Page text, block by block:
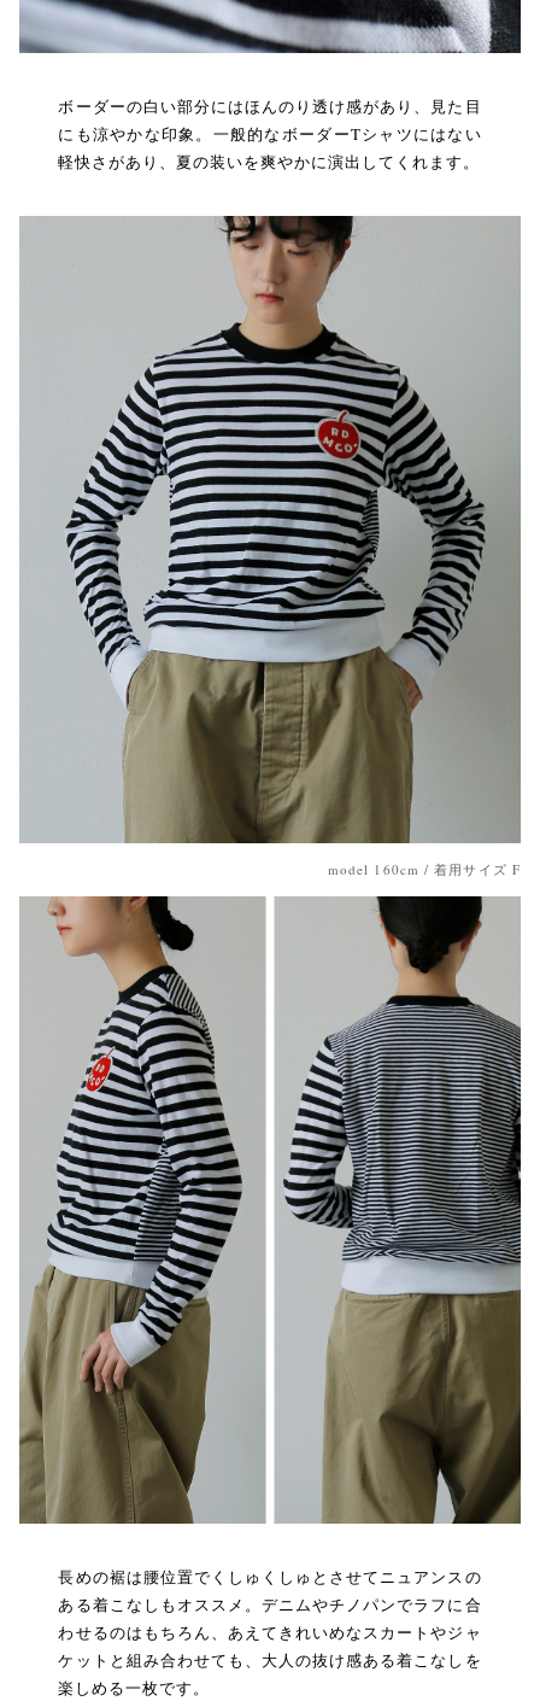
ボーダーの白い部分にはほんのり透け感があり、見た目
にも涼やかな印象。一般的なボーダーTシャツにはない
軽快さがあり、夏の装いを爽やかに演出してくれます。
model 160cm / 着用サイズ F
長めの裾は腰位置でくしゅくしゅとさせてニュアンスの
ある着こなしもオススメ。デニムやチノパンでラフに合
わせるのはもちろん、あえてきれいめなスカートやジャ
ケットと組み合わせても、大人の抜け感ある着こなしを
楽しめる一枚です。